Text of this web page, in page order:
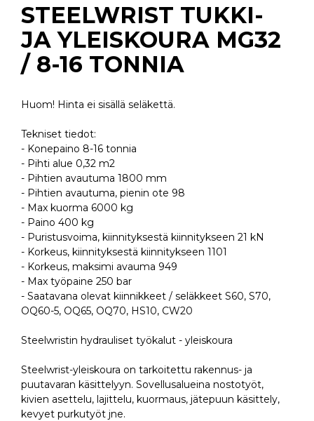
STEELWRIST TUKKI-
JA YLEISKOURA MG32
/ 8-16 TONNIA
Huom! Hinta ei sisällä seläkettä.
Tekniset tiedot:
- Konepaino 8-16 tonnia
- Pihti alue 0,32 m2
- Pihtien avautuma 1800 mm
- Pihtien avautuma, pienin ote 98
- Max kuorma 6000 kg
- Paino 400 kg
- Puristusvoima, kiinnityksestä kiinnitykseen 21 kN
- Korkeus, kiinnityksestä kiinnitykseen 1101
- Korkeus, maksimi avauma 949
- Max työpaine 250 bar
- Saatavana olevat kiinnikkeet / seläkkeet S60, S70,
OQ60-5, OQ65, OQ70, HS10, CW20
Steelwristin hydrauliset työkalut - yleiskoura
Steelwrist-yleiskoura on tarkoitettu rakennus- ja
puutavaran käsittelyyn. Sovellusalueina nostotyöt,
kivien asettelu, lajittelu, kuormaus, jätepuun käsittely,
kevyet purkutyöt jne.